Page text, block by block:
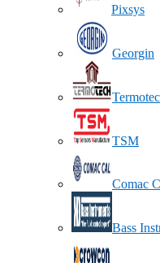
Pixsys
Georgin
TSM
Comac
Bass